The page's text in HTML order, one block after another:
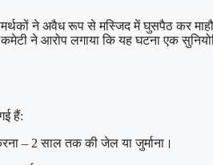
ने अवैध रूप से मस्जिद में घुसपैठ कर
ने आरोप लगाया कि यह घटना एक
हैं:
– 2 साल तक की जेल या जुर्माना।